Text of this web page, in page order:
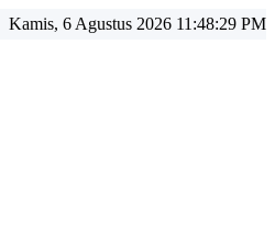
Kamis, 6 Agustus 2026 11:48:31 PM